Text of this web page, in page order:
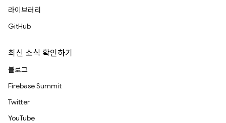
라이브러리
GitHub
최신 소식 확인하기
블로그
Firebase Summit
Twitter
YouTube